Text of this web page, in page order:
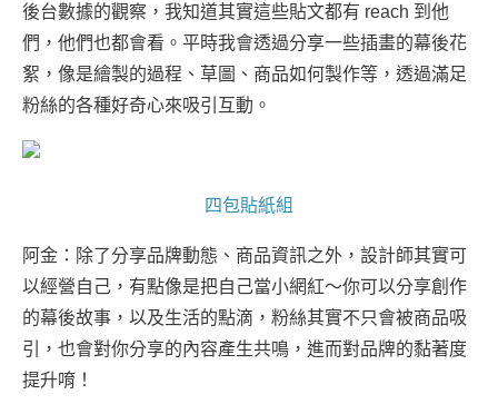
後台數據的觀察，我知道其實這些貼文都有 reach 到他
們，他們也都會看。平時我會透過分享一些插畫的幕後花
絮，像是繪製的過程、草圖、商品如何製作等，透過滿足
粉絲的各種好奇心來吸引互動。
四包貼紙組
阿金：除了分享品牌動態、商品資訊之外，設計師其實可
以經營自己，有點像是把自己當小網紅～你可以分享創作
的幕後故事，以及生活的點滴，粉絲其實不只會被商品吸
引，也會對你分享的內容產生共鳴，進而對品牌的黏著度
提升唷！